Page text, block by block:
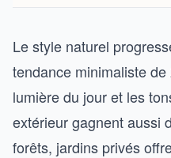
Le style naturel
tendance minimaliste
lumière du jour et les
extérieur gagnent aussi
forêts, jardins privés